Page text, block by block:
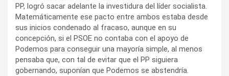
PP, logró sacar adelante la investidura del líder socialista.
Matemáticamente ese pacto entre ambos estaba desde
sus inicios condenado al fracaso, aunque en su
concepción, si el PSOE no contaba con el apoyo de
Podemos para conseguir una mayoría simple, al menos
pensaba que, con tal de evitar que el PP siguiera
gobernando, suponían que Podemos se abstendría.